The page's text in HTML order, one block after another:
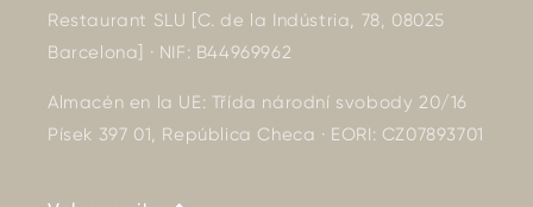
Restaurant SLU [C. de la Indústria, 78, 08025
Barcelona] · NIF: B44969962
Almacén en la UE: Třída národní svobody 20/16
Písek 397 01, República Checa · EORI: CZ07893701